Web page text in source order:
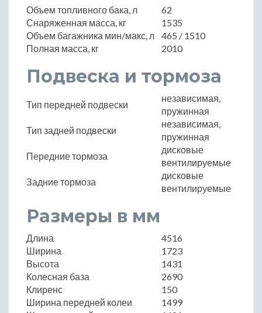
Объем топливного бака, л
62
Снаряженная масса, кг
1535
Объем багажника мин/макс, л
465 / 1510
Полная масса, кг
2010
Подвеска и тормоза
Тип передней подвески
независимая,
пружинная
Тип задней подвески
независимая,
пружинная
Передние тормоза
дисковые
вентилируемые
Задние тормоза
дисковые
вентилируемые
Размеры в мм
Длина
4516
Ширина
1723
Высота
1431
Колесная база
2690
Клиренс
150
Ширина передней колеи
1499